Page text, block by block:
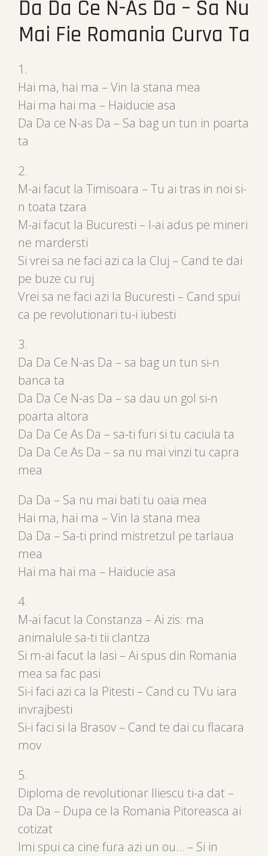
Da Da Ce N-As Da – Sa Nu
Mai Fie Romania Curva Ta
1.
Hai ma, hai ma – Vin la stana mea
Hai ma hai ma – Haiducie asa
Da Da ce N-as Da – Sa bag un tun in poarta
ta
2.
M-ai facut la Timisoara – Tu ai tras in noi si-
n toata tzara
M-ai facut la Bucuresti – I-ai adus pe mineri
ne mardersti
Si vrei sa ne faci azi ca la Cluj – Cand te dai
pe buze cu ruj
Vrei sa ne faci azi la Bucuresti – Cand spui
ca pe revolutionari tu-i iubesti
3.
Da Da Ce N-as Da – sa bag un tun si-n
banca ta
Da Da Ce N-as Da – sa dau un gol si-n
poarta altora
Da Da Ce As Da – sa-ti furi si tu caciula ta
Da Da Ce As Da – sa nu mai vinzi tu capra
mea
Da Da – Sa nu mai bati tu oaia mea
Hai ma, hai ma – Vin la stana mea
Da Da – Sa-ti prind mistretzul pe tarlaua
mea
Hai ma hai ma – Haiducie asa
4.
M-ai facut la Constanza – Ai zis: ma
animalule sa-ti tii clantza
Si m-ai facut la Iasi – Ai spus din Romania
mea sa fac pasi
Si-i faci azi ca la Pitesti – Cand cu TVu iara
invrajbesti
Si-i faci si la Brasov – Cand te dai cu flacara
mov
5.
Diploma de revolutionar Iliescu ti-a dat –
Da Da – Dupa ce la Romania Pitoreasca ai
cotizat
Imi spui ca cine fura azi un ou… – Si in